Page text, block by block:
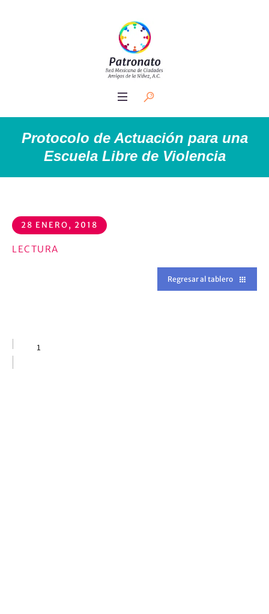
Protocolo de Actuación para una
Escuela Libre de Violencia
28 ENERO, 2018
LECTURA
Regresar al tablero